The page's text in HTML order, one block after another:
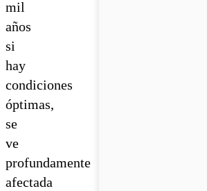
mil
años
si
hay
condiciones
óptimas,
se
ve
profundamente
afectada